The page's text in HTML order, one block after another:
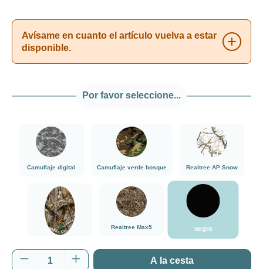
Avísame en cuanto el artículo vuelva a estar
disponible.
Por favor seleccione...
Camuflaje digital
###Camuflaje digital###LensCoat
Camuflaje verde bosque
###Camuflaje verde bosque###LensCoat
Realtree AP Snow
###Realtree AP
###Realtree Edge###LensCoat
Realtree Max5
###Realtree Max5###LensCoat
negro
negro
Cantidad del producto: introduce la
A la cesta